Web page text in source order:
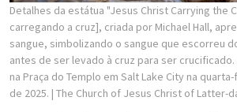
Detalhes da estátua "Jesus Christ Carrying the
carregando a cruz], criada por Michael Hall,
sangue, simbolizando o sangue que escorreu
antes de ser levado à cruz para ser
na Praça do Templo em Salt Lake City na
de 2025. | The Church of Jesus Christ of Latter-